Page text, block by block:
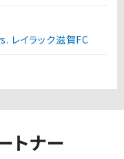
レイラック滋賀FC
トナー